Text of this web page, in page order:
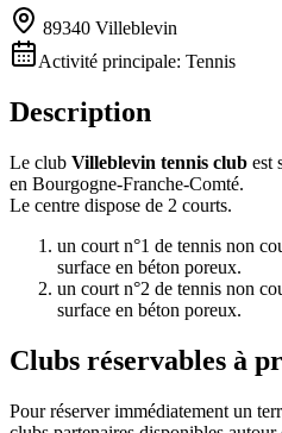
89340 Villeblevin
Activité principale: Tennis
Description
Le club Villeblevin tennis club est
en Bourgogne-Franche-Comté.
Le centre dispose de 2 courts.
un court n°1 de tennis non
surface en béton poreux.
un court n°2 de tennis non
surface en béton poreux.
Clubs réservables à
Pour réserver immédiatement un